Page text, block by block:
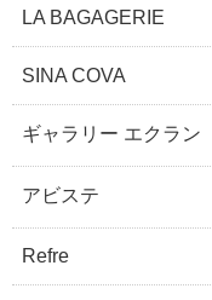
LA BAGAGERIE
SINA COVA
ギャラリー エクラン
アビステ
Refre